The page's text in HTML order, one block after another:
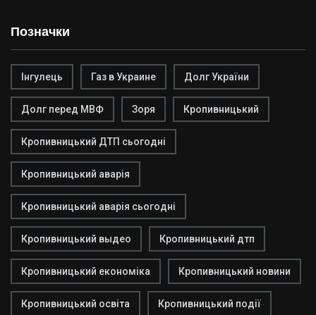
Позначки
Інгулець Газ в Украине Долг України
Долг перед МВФ Зоря Кропивницький
Кропивницький ДТП сьогодні
Кропивницький аварія
Кропивницький аварія сьогодні
Кропивницький выдео Кропивницький дтп
Кропивницький економіка Кропивницький новини
Кропивницький освіта Кропивницький події